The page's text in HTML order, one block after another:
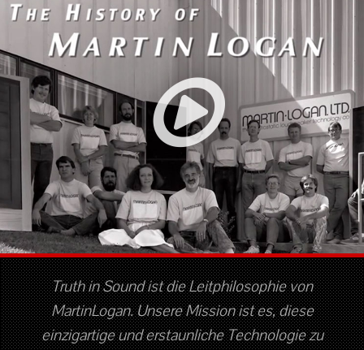
Truth in Sound ist die Leitphilosophie von
MartinLogan. Unsere Mission ist es, diese
einzigartige und erstaunliche Technologie zu